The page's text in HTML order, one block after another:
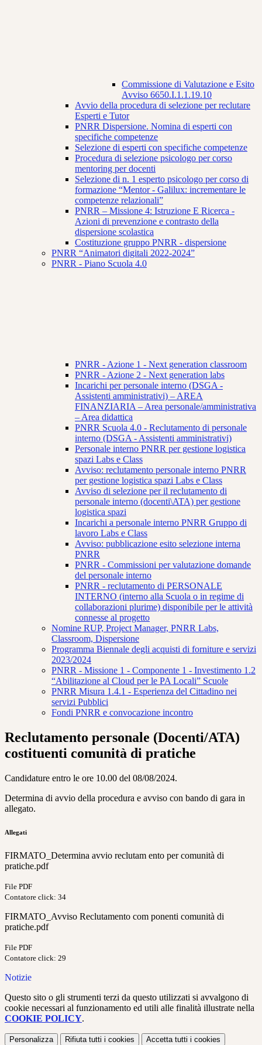
Commissione di Valutazione e Esito
Avviso 6650.I.1.1.19.10
Avvio della procedura di selezione per reclutare
Esperti e Tutor
PNRR Dispersione. Nomina di esperti con
specifiche competenze
Selezione di esperti con specifiche competenze
Procedura di selezione psicologo per corso
mentoring per docenti
Selezione di n. 1 esperto psicologo per corso di
formazione “Mentor - Galilux: incrementare le
competenze relazionali”
PNRR – Missione 4: Istruzione E Ricerca -
Azioni di prevenzione e contrasto della
dispersione scolastica
Costituzione gruppo PNRR - dispersione
PNRR “Animatori digitali 2022-2024”
PNRR - Piano Scuola 4.0
PNRR - Azione 1 - Next generation classroom
PNRR - Azione 2 - Next generation labs
Incarichi per personale interno (DSGA -
Assistenti amministrativi) – AREA
FINANZIARIA – Area personale/amministrativa
– Area didattica
PNRR Scuola 4.0 - Reclutamento di personale
interno (DSGA - Assistenti amministrativi)
Personale interno PNRR per gestione logistica
spazi Labs e Class
Avviso: reclutamento personale interno PNRR
per gestione logistica spazi Labs e Class
Avviso di selezione per il reclutamento di
personale interno (docenti\ATA) per gestione
logistica spazi
Incarichi a personale interno PNRR Gruppo di
lavoro Labs e Class
Avviso: pubblicazione esito selezione interna
PNRR
PNRR - Commissioni per valutazione domande
del personale interno
PNRR - reclutamento di PERSONALE
INTERNO (interno alla Scuola o in regime di
collaborazioni plurime) disponibile per le attività
connesse al progetto
Nomine RUP, Project Manager, PNRR Labs,
Classroom, Dispersione
Programma Biennale degli acquisti di forniture e servizi
2023/2024
PNRR - Missione 1 - Componente 1 - Investimento 1.2
“Abilitazione al Cloud per le PA Locali” Scuole
PNRR Misura 1.4.1 - Esperienza del Cittadino nei
servizi Pubblici
Fondi PNRR e convocazione incontro
Reclutamento personale (Docenti/ATA)
costituenti comunità di pratiche
Candidature entro le ore 10.00 del 08/08/2024.
Determina di avvio della procedura e avviso con bando di gara in
allegato.
Allegati
FIRMATO_Determina avvio reclutam ento per comunità di
pratiche.pdf
File PDF
Contatore click: 34
FIRMATO_Avviso Reclutamento com ponenti comunità di
pratiche.pdf
File PDF
Contatore click: 29
Notizie
Questo sito o gli strumenti terzi da questo utilizzati si avvalgono di
cookie necessari al funzionamento ed utili alle finalità illustrate nella
COOKIE POLICY.
Personalizza Rifiuta tutti i cookies Accetta tutti i cookies